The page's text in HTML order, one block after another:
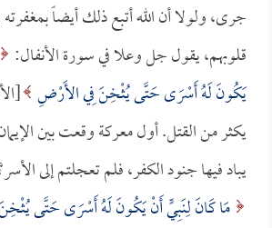
جرى، ولولا أن الله أتبع ذلك أيضاً
قلوبهم، يقول جل وعلا في سورة الأنفال:
يَكُونَ لَهُ أَسْرَى حَتَّى يُثْخِنَ فِي الأَرْضِ
يكثر من القتل. أول معركة وقعت بين
يباد فيها جنود الكفر، فلم تعجلتم إلى
مَا كَانَ لِنَبِيٍّ أَنْ يَكُونَ لَهُ أَسْرَى حَتَّى